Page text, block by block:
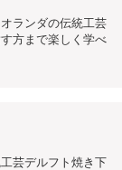
ランダの伝統工芸
方まで楽しく学べ
芸デルフト焼き下